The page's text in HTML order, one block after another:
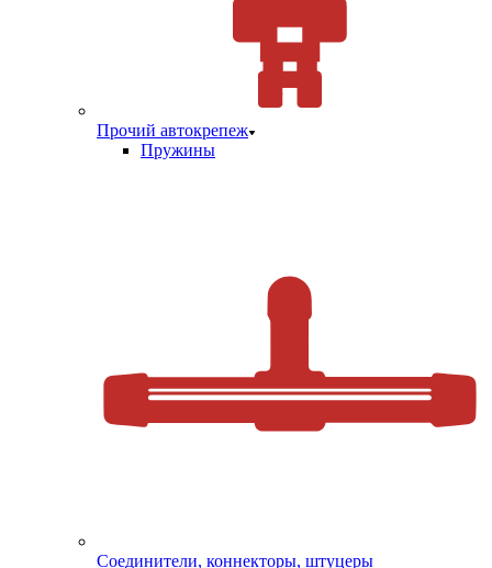
Прочий автокрепеж
Пружины
Соединители, коннекторы, штуцеры